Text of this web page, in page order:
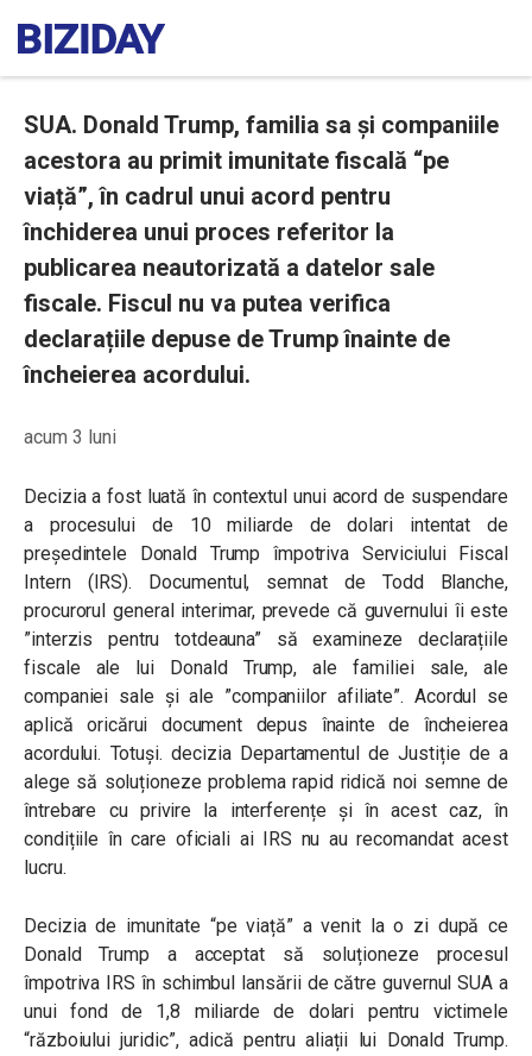
SUA. Donald Trump, familia sa și companiile
acestora au primit imunitate fiscală “pe
viață”, în cadrul unui acord pentru
închiderea unui proces referitor la
publicarea neautorizată a datelor sale
fiscale. Fiscul nu va putea verifica
declarațiile depuse de Trump înainte de
încheierea acordului.
acum 3 luni
Decizia a fost luată în contextul unui acord de suspendare
a procesului de 10 miliarde de dolari intentat de
președintele Donald Trump împotriva Serviciului Fiscal
Intern (IRS). Documentul, semnat de Todd Blanche,
procurorul general interimar, prevede că guvernului îi este
”interzis pentru totdeauna” să examineze declarațiile
fiscale ale lui Donald Trump, ale familiei sale, ale
companiei sale și ale ”companiilor afiliate”. Acordul se
aplică oricărui document depus înainte de încheierea
acordului. Totuși. decizia Departamentul de Justiție de a
alege să soluționeze problema rapid ridică noi semne de
întrebare cu privire la interferențe și în acest caz, în
condițiile în care oficiali ai IRS nu au recomandat acest
lucru.
Decizia de imunitate “pe viață” a venit la o zi după ce
Donald Trump a acceptat să soluționeze procesul
împotriva IRS în schimbul lansării de către guvernul SUA a
unui fond de 1,8 miliarde de dolari pentru victimele
“războiului juridic”, adică pentru aliații lui Donald Trump.